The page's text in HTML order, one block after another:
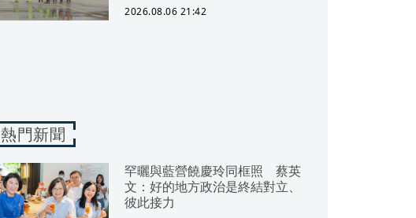
2026.08.06 21:42
熱門新聞
罕曬與藍營饒慶玲同框照 蔡英
文：好的地方政治是終結對立、
彼此接力